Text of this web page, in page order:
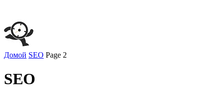
Домой SEO Page 2
SEO